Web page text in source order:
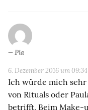
Pia
6. Dezember 2016 um
Ich würde mich
von Rituals oder
betrifft. Beim Make-